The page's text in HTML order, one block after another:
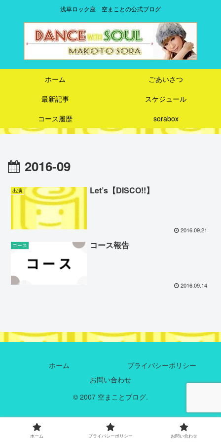
浅草ロック座 空まことの公式ブログ
ホーム
ごあいさつ
最新記事
スケジュール
コース履歴
sorabox
2016-09
出演 Let’s【DISCO!!】
2016.09.21
コース コース報告
2016.09.14
ホーム
プライバシーポリシー
お問い合わせ
© 2007 空まことブログ.
ホーム プライバシーポリシー お問い合わせ